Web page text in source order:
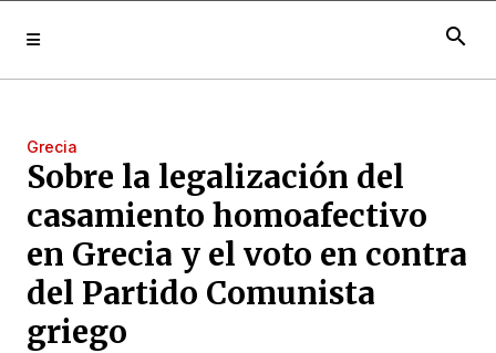
search
Grecia
Sobre la legalización del
casamiento homoafectivo
en Grecia y el voto en contra
del Partido Comunista
griego